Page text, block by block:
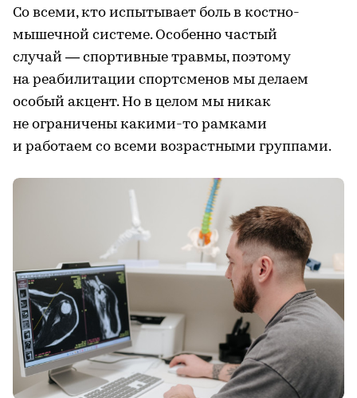
Со всеми, кто испытывает боль в костно-
мышечной системе. Особенно частый
случай — спортивные травмы, поэтому
на реабилитации спортсменов мы делаем
особый акцент. Но в целом мы никак
не ограничены какими-то рамками
и работаем со всеми возрастными группами.